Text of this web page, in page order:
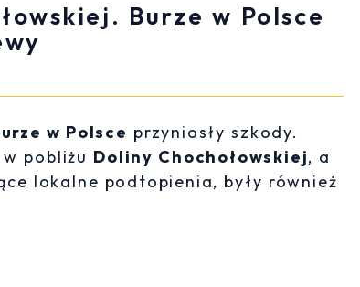
Burze w Polsce
w Polsce przyniosły szkody.
pobliżu Doliny Chochołowskiej, a
lokalne podtopienia, były również